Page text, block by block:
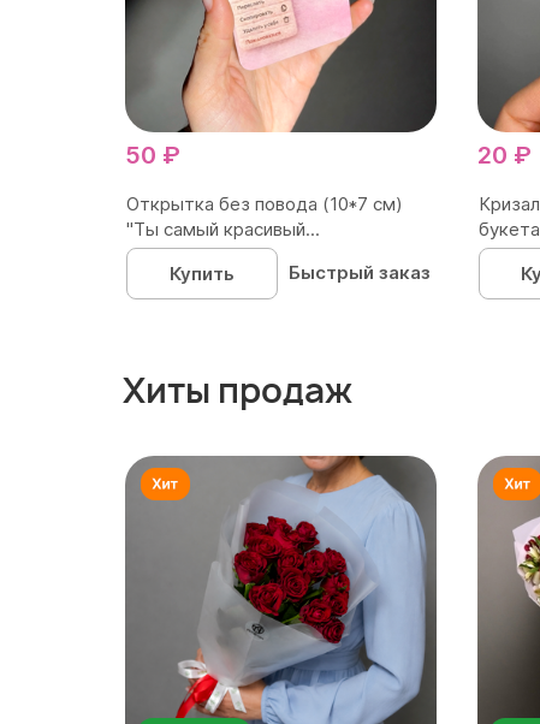
50 ₽
Открытка без повода (10*7 см)
"Ты самый красивый...
Купить
Быстрый заказ
20 ₽
Хиты продаж